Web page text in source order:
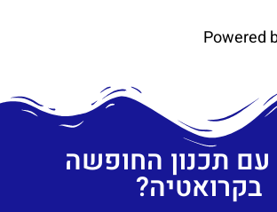
Powered
עם תכנון החופשה
בקרואטיה?